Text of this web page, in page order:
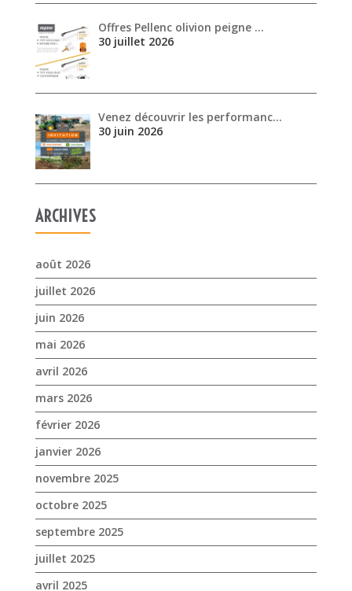
Offres Pellenc olivion peigne …
30 juillet 2026
Venez découvrir les performanc…
30 juin 2026
ARCHIVES
août 2026
juillet 2026
juin 2026
mai 2026
avril 2026
mars 2026
février 2026
janvier 2026
novembre 2025
octobre 2025
septembre 2025
juillet 2025
avril 2025